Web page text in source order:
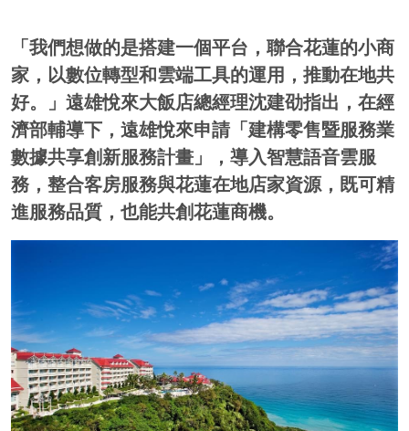
「我們想做的是搭建一個平台，聯合花蓮的小商
家，以數位轉型和雲端工具的運用，推動在地共
好。」遠雄悅來大飯店總經理沈建劭指出，在經
濟部輔導下，遠雄悅來申請「建構零售暨服務業
數據共享創新服務計畫」，導入智慧語音雲服
務，整合客房服務與花蓮在地店家資源，既可精
進服務品質，也能共創花蓮商機。